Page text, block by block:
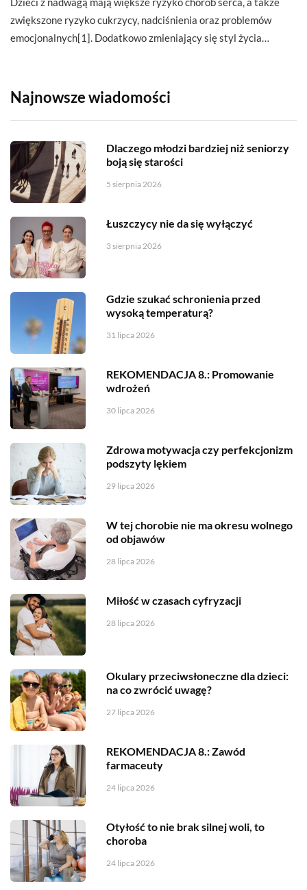
zwiększone ryzyko cukrzycy, nadciśnienia oraz problemów
emocjonalnych[1]. Dodatkowo zmieniający się styl życia…
Najnowsze wiadomości
Dlaczego młodzi bardziej niż seniorzy
boją się starości
5 sierpnia 2026
Łuszczycy nie da się wyłączyć
3 sierpnia 2026
Gdzie szukać schronienia przed
wysoką temperaturą?
31 lipca 2026
REKOMENDACJA 8.: Promowanie
wdrożeń
30 lipca 2026
Zdrowa motywacja czy perfekcjonizm
podszyty lękiem
29 lipca 2026
W tej chorobie nie ma okresu wolnego
od objawów
28 lipca 2026
Miłość w czasach cyfryzacji
28 lipca 2026
Okulary przeciwsłoneczne dla dzieci:
na co zwrócić uwagę?
27 lipca 2026
REKOMENDACJA 8.: Zawód
farmaceuty
24 lipca 2026
Otyłość to nie brak silnej woli, to
choroba
24 lipca 2026